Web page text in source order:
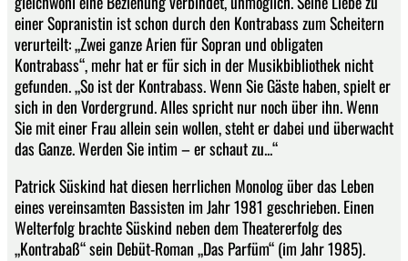
einer Sopranistin ist schon durch den Kontrabass zum Scheitern
verurteilt: „Zwei ganze Arien für Sopran und obligaten
Kontrabass“, mehr hat er für sich in der Musikbibliothek nicht
gefunden. „So ist der Kontrabass. Wenn Sie Gäste haben, spielt er
sich in den Vordergrund. Alles spricht nur noch über ihn. Wenn
Sie mit einer Frau allein sein wollen, steht er dabei und überwacht
das Ganze. Werden Sie intim – er schaut zu...“
Patrick Süskind hat diesen herrlichen Monolog über das Leben
eines vereinsamten Bassisten im Jahr 1981 geschrieben. Einen
Welterfolg brachte Süskind neben dem Theatererfolg des
„Kontrabaß“ sein Debüt-Roman „Das Parfüm“ (im Jahr 1985).